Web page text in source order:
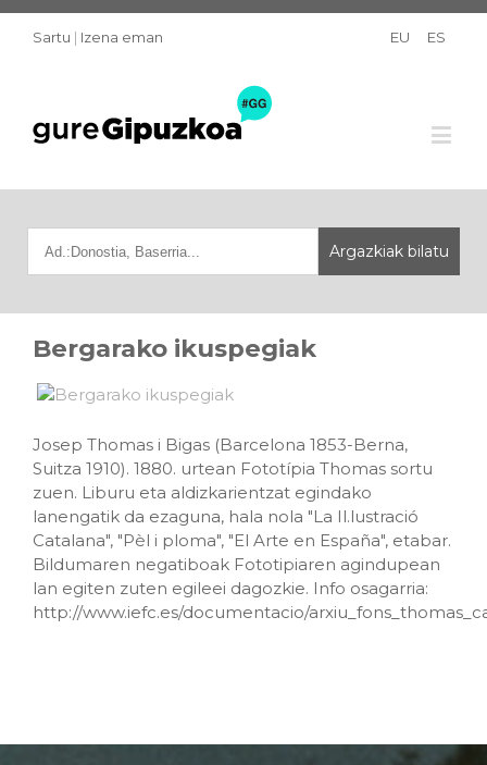
Sartu | Izena eman EU ES
Bergarako ikuspegiak
Josep Thomas i Bigas (Barcelona 1853-Berna,
Suitza 1910). 1880. urtean Fototípia Thomas sortu
zuen. Liburu eta aldizkarientzat egindako
lanengatik da ezaguna, hala nola "La Il.lustració
Catalana", "Pèl i ploma", "El Arte en España", etabar.
Bildumaren negatiboak Fototipiaren agindupean
lan egiten zuten egileei dagozkie. Info osagarria:
http://www.iefc.es/documentacio/